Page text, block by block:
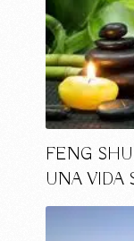
FENG
UNA VIDA